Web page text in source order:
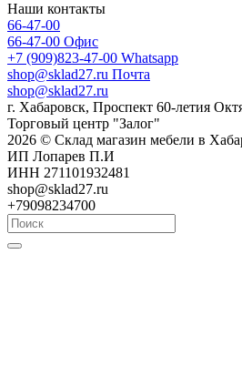
Наши контакты
66-47-00
66-47-00 Офис
+7 (909)823-47-00 Whatsapp
shop@sklad27.ru Почта
shop@sklad27.ru
г. Хабаровск, Проспект 60-летия
Торговый центр "Залог"
2026 © Склад магазин мебели в
ИП Лопарев П.И
ИНН 271101932481
shop@sklad27.ru
+79098234700